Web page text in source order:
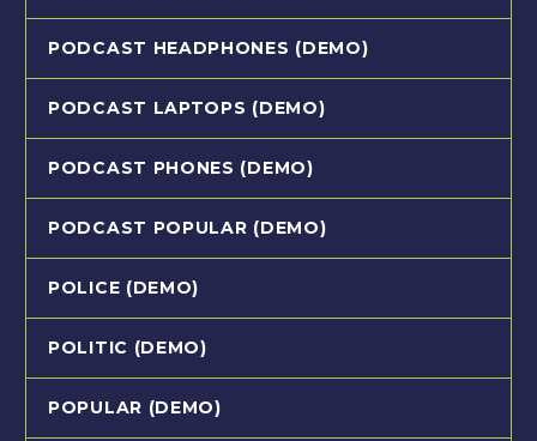
PODCAST HEADPHONES (DEMO)
PODCAST LAPTOPS (DEMO)
PODCAST PHONES (DEMO)
PODCAST POPULAR (DEMO)
POLICE (DEMO)
POLITIC (DEMO)
POPULAR (DEMO)